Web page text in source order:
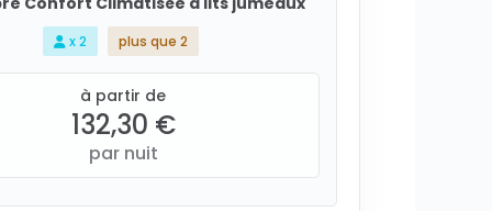
x 2 plus que 2
à partir de
132,30 €
par nuit